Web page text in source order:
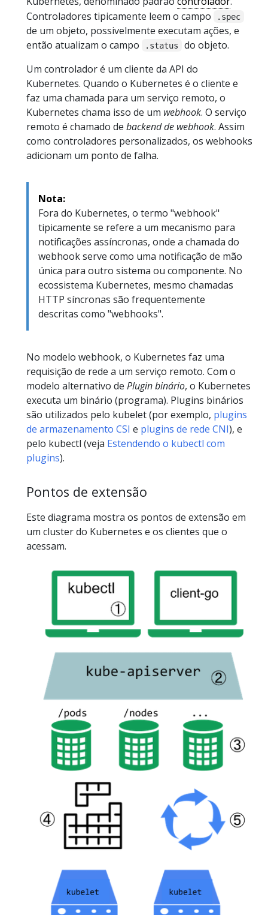
Controladores tipicamente leem o campo
.spec
de um objeto, possivelmente executam ações, e
então atualizam o campo
.status
do objeto.
Um controlador é um cliente da API do
Kubernetes. Quando o Kubernetes é o cliente e
faz uma chamada para um serviço remoto, o
Kubernetes chama isso de um webhook. O serviço
remoto é chamado de backend de webhook. Assim
como controladores personalizados, os webhooks
adicionam um ponto de falha.
Nota:
Fora do Kubernetes, o termo "webhook"
tipicamente se refere a um mecanismo para
notificações assíncronas, onde a chamada do
webhook serve como uma notificação de mão
única para outro sistema ou componente. No
ecossistema Kubernetes, mesmo chamadas
HTTP síncronas são frequentemente
descritas como "webhooks".
No modelo webhook, o Kubernetes faz uma
requisição de rede a um serviço remoto. Com o
modelo alternativo de Plugin binário, o Kubernetes
executa um binário (programa). Plugins binários
são utilizados pelo kubelet (por exemplo, plugins
de armazenamento CSI e plugins de rede CNI), e
pelo kubectl (veja Estendendo o kubectl com
plugins).
Pontos de extensão
Este diagrama mostra os pontos de extensão em
um cluster do Kubernetes e os clientes que o
acessam.